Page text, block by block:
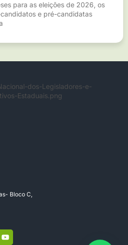
para as eleições de 2026, os
e pré-candidatas
Bloco C,